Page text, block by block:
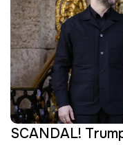
SCANDAL!